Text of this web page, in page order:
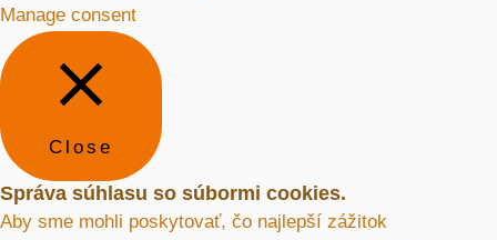
Manage consent
Close
Správa súhlasu so súbormi cookies.
Aby sme mohli poskytovať, čo najlepší zážitok